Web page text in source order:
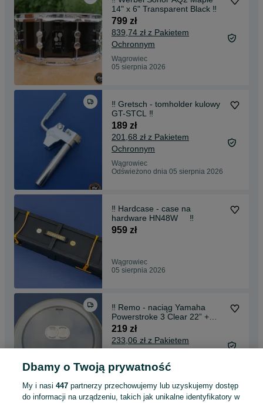
14" x 6" Transparent Black ‼️
799 zł
839,74 zł z Pakietem
Ochronnym
Wągrowiec
05 sierpnia 2026
‼️ Gretsch - tomholder kulowy
GT-STCL ‼️
189 zł
201,68 zł z Pakietem
Ochronnym
Wągrowiec
Odświeżono dnia 05 sierpnia 2026
‼️ Hardcase - case na
hardware HN48W ‼️
959 zł
Wągrowiec
05 sierpnia 2026
‼️ Remo - naciąg Yamaha
Powerstroke 3 Clear 22” +
łatka Aquarian ‼️
219 zł
233,06 zł z Pakietem
Wągrowiec
Odświeżono dnia 05 sierpnia 2026
Dbamy o Twoją prywatność
My i nasi447 partnerzy przechowujemy lub uzyskujemy dostęp
do informacji na urządzeniu, takich jak unikalne identyfikatory w